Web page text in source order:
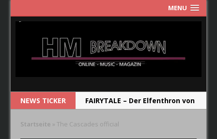
MENU
NEWS TICKER
FAIRYTALE – Der Elfenthron von
Startseite » The Cascades official